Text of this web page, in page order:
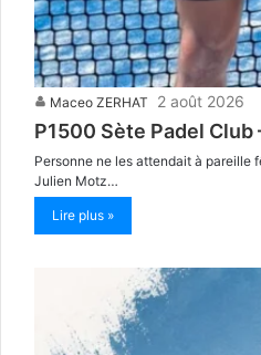
Maceo ZERHAT 2 août 2026
P1500 Sète Padel
Personne ne les attendait à pareille
Julien Motz…
Lire plus »